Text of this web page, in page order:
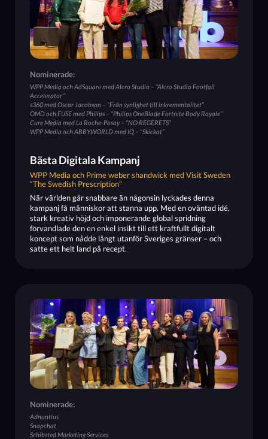
Nominerade:
WPP Media och AdSquare med Alcro Studio – “Alcro Studio Footfall
Accelerator”
s360 med Oscar Jacobson – “Från synlighet till inkrementalitet”
OMD och FUSE med Philips – “Philips OneBlade Fortnite Body Royale”
Cure Media med La Roche-Posay – “NO REGERETS”
WPP Media och ABBY.WORLD med IQ – “Skickat”
Bästa Digitala Kampanj
WPP Media och Prime weber shandwick med Visit Sweden
“The Swedish Prescription”
När världen går snabbare än någonsin lyckades denna
kampanj få människor att stanna upp. Med en oväntad idé,
stark kreativ höjd och imponerande global spridning
förvandlade den en enkel insikt till ett kraftfullt digitalt
koncept som nådde långt utanför Sveriges gränser – och
satte ett helt land på recept.
Nominerade:
Adnuntius
Snapchat
Schibsted Marketing Services